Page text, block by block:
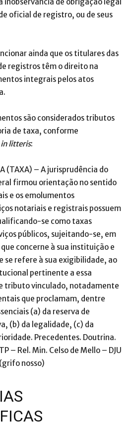
oficial de registro, ou de seus
ainda que os titulares das
registros têm o direito na
integrais pelos atos
são considerados tributos
de taxa, conforme
in litteris:
(TAXA) – A jurisprudência do
firmou orientação no sentido
e os emolumentos
notariais e registrais possuem
se como taxas
públicos, sujeitando-se, em
concerne à sua instituição e
se refere à sua exigibilidade, ao
pertinente a essa
tributo vinculado, notadamente
que proclamam, dentre
(a) da reserva de
(b) da legalidade, (c) da
Precedentes. Doutrina.
– Rel. Min. Celso de Mello – DJU
nosso)